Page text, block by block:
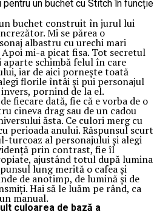
buchet construit în jurul lui
Mi se părea o
albastru cu urechi mari
mi-a picat fisa. Tot secretul
schimbă felul în care
iar de aici pornește toată
florile întâi și pui personajul
pornind de la el.
fiecare dată, fie că e vorba de o
cineva drag sau de un cadou
ăsta. Ce culori merg cu
perioada anului. Răspunsul scurt
turcoaz al personajului și alegi
prin contrast, fie îl
ajustând totul după lumina
lung merită o cafea și
de anotimp, de lumină și de
Hai să le luăm pe rând, ca
manual.
culoarea de bază a